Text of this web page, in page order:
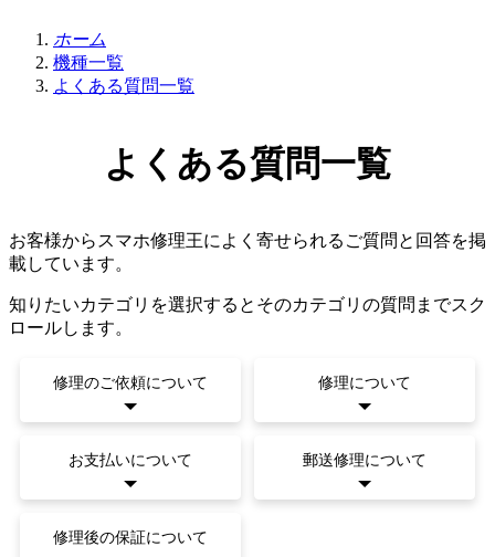
ホーム
機種一覧
よくある質問一覧
よくある質問一覧
お客様からスマホ修理王によく寄せられるご質問と回答を掲
載しています。
知りたいカテゴリを選択するとそのカテゴリの質問までスク
ロールします。
修理のご依頼について 修理について
お支払いについて 郵送修理について
修理後の保証について